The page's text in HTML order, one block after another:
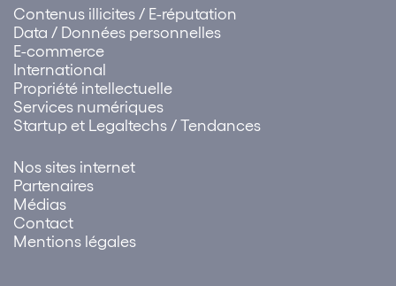
Contenus illicites / E-réputation
Data / Données personnelles
E-commerce
International
Propriété intellectuelle
Services numériques
Startup et Legaltechs / Tendances
Nos sites internet
Partenaires
Médias
Contact
Mentions légales